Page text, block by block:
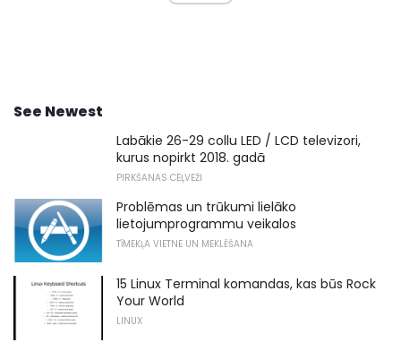
See Newest
Labākie 26-29 collu LED / LCD televizori,
kurus nopirkt 2018. gadā
PIRKŠANAS CEĻVEŽI
Problēmas un trūkumi lielāko
lietojumprogrammu veikalos
TĪMEKĻA VIETNE UN MEKLĒŠANA
15 Linux Terminal komandas, kas būs Rock
Your World
LINUX